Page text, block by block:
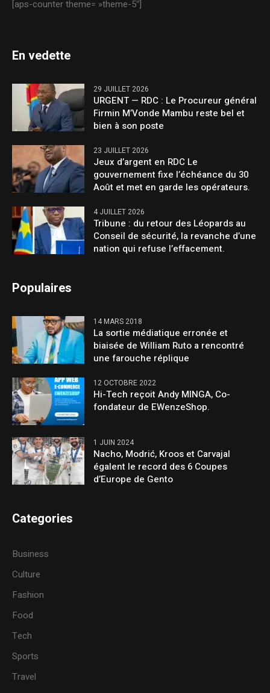
[aps-counter theme= »theme-5″]
En vedette
29 JUILLET 2026
URGENT — RDC : Le Procureur général
Firmin M’Vonde Mambu reste bel et
bien à son poste
23 JUILLET 2026
Jeux d’argent en RDC Le
gouvernement fixe l’échéance du 30
Août et met en garde les opérateurs.
4 JUILLET 2026
Tribune : du retour des Léopards au
Conseil de sécurité, la revanche d’une
nation qui refuse l’effacement.
Populaires
14 MARS 2018
La sortie médiatique erronée et
biaisée de William Ruto a rencontré
une farouche réplique
12 OCTOBRE 2022
Hi-Tech reçoit Andy MINGA, Co-
fondateur de EWenzeShop.
1 JUIN 2024
Nacho, Modrić, Kroos et Carvajal
égalent le record des 6 Coupes
d’Europe de Gento
Categories
Business
Culture
Fashion
Food
Tech
Sports
Travel